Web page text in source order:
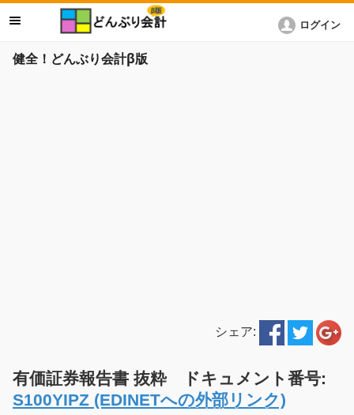
健全！どんぶり会計β版
ログイン
シェア:
有価証券報告書 抜粋 ドキュメント番号:
S100YIPZ (EDINETへの外部リンク)